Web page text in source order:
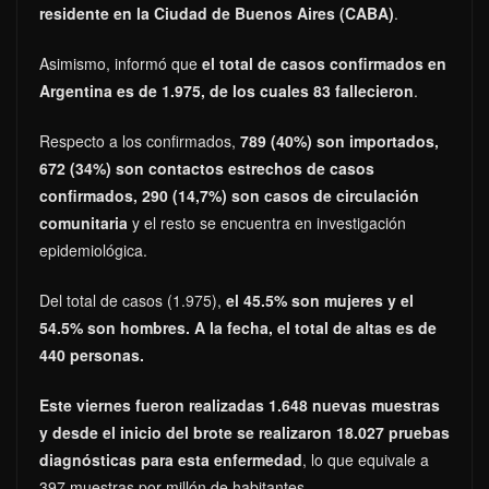
residente en la Ciudad de Buenos Aires (CABA).
Asimismo, informó que el total de casos confirmados en
Argentina es de 1.975, de los cuales 83 fallecieron.
Respecto a los confirmados, 789 (40%) son importados,
672 (34%) son contactos estrechos de casos
confirmados, 290 (14,7%) son casos de circulación
comunitaria y el resto se encuentra en investigación
epidemiológica.
Del total de casos (1.975), el 45.5% son mujeres y el
54.5% son hombres. A la fecha, el total de altas es de
440 personas.
Este viernes fueron realizadas 1.648 nuevas muestras
y desde el inicio del brote se realizaron 18.027 pruebas
diagnósticas para esta enfermedad, lo que equivale a